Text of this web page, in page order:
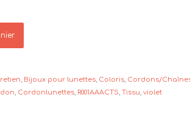
, Bijoux pour lunettes, Coloris, Cordons/
, Cordonlunettes, R001AAACTS,Tissu,violet